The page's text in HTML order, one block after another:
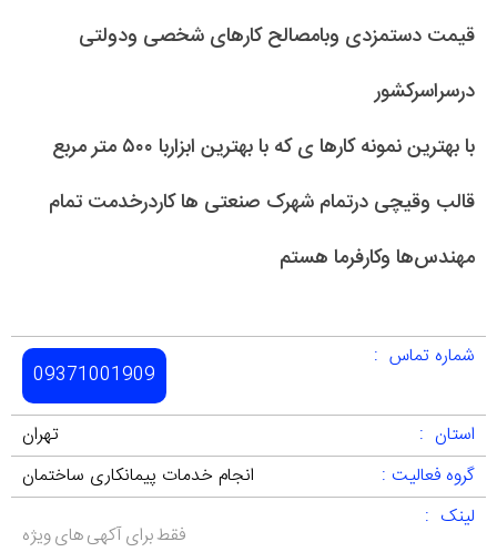
قیمت دستمزدی وبامصالح کار‌های شخصی ودولتی
درسراسرکشور
با بهترین نمونه کارها ی که با بهترین ابزاربا ۵۰۰ متر مربع
قالب وقیچی درتمام شهرک صنعتی ها کاردرخدمت تمام
مهندس‌ها وکارفرما هستم
شماره تماس :
09371001909
استان :
تهران
گروه فعالیت :
انجام خدمات پیمانکاری ساختمان
لینک :
فقط برای آکهی های ویژه